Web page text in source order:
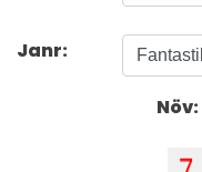
Janr:
Növ: